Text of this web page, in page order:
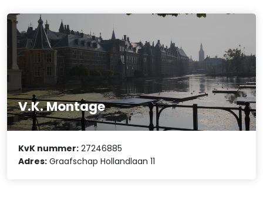
V.K. Montage
KvK nummer: 27246885
Adres: Graafschap Hollandlaan 11